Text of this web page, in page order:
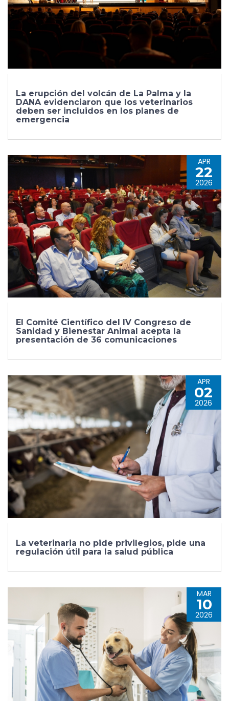
La erupción del volcán de La Palma y la
DANA evidenciaron que los veterinarios
deben ser incluidos en los planes de
emergencia
APR
22
2026
El Comité Científico del IV Congreso de
Sanidad y Bienestar Animal acepta la
presentación de 36 comunicaciones
APR
02
2026
La veterinaria no pide privilegios, pide una
regulación útil para la salud pública
MAR
10
2026